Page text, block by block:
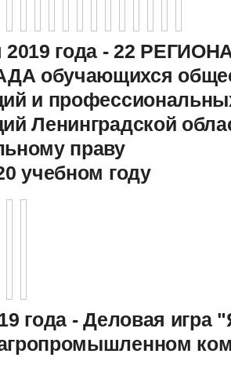
2019 года - 22
обучающихся
и
Ленинградской
праву
учебном году
года - Деловая игра